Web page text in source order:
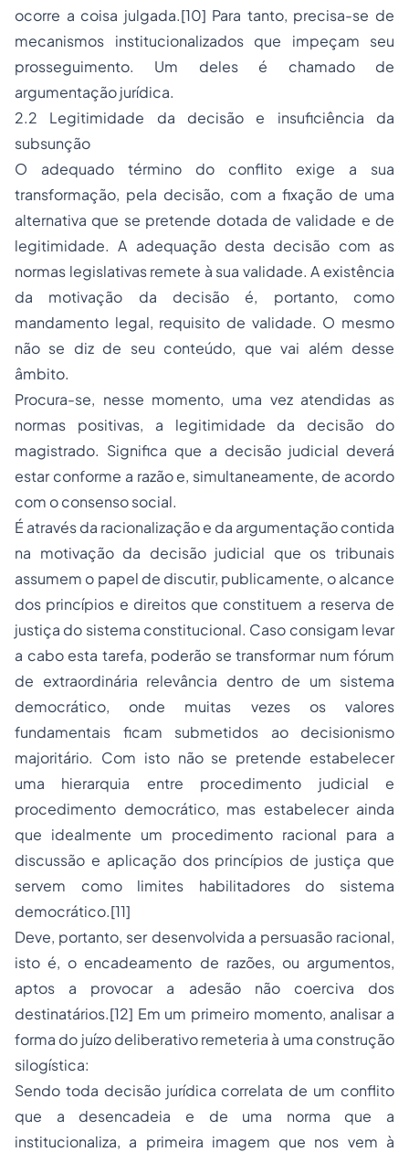
ocorre a coisa julgada.[10] Para tanto, precisa-se de
mecanismos institucionalizados que impeçam seu
prosseguimento. Um deles é chamado de
argumentação jurídica.
2.2 Legitimidade da decisão e insuficiência da
subsunção
O adequado término do conflito exige a sua
transformação, pela decisão, com a fixação de uma
alternativa que se pretende dotada de validade e de
legitimidade. A adequação desta decisão com as
normas legislativas remete à sua validade. A existência
da motivação da decisão é, portanto, como
mandamento legal, requisito de validade. O mesmo
não se diz de seu conteúdo, que vai além desse
âmbito.
Procura-se, nesse momento, uma vez atendidas as
normas positivas, a legitimidade da decisão do
magistrado. Significa que a decisão judicial deverá
estar conforme a razão e, simultaneamente, de acordo
com o consenso social.
É através da racionalização e da argumentação contida
na motivação da decisão judicial que os tribunais
assumem o papel de discutir, publicamente, o alcance
dos princípios e direitos que constituem a reserva de
justiça do sistema constitucional. Caso consigam levar
a cabo esta tarefa, poderão se transformar num fórum
de extraordinária relevância dentro de um sistema
democrático, onde muitas vezes os valores
fundamentais ficam submetidos ao decisionismo
majoritário. Com isto não se pretende estabelecer
uma hierarquia entre procedimento judicial e
procedimento democrático, mas estabelecer ainda
que idealmente um procedimento racional para a
discussão e aplicação dos princípios de justiça que
servem como limites habilitadores do sistema
democrático.[11]
Deve, portanto, ser desenvolvida a persuasão racional,
isto é, o encadeamento de razões, ou argumentos,
aptos a provocar a adesão não coerciva dos
destinatários.[12] Em um primeiro momento, analisar a
forma do juízo deliberativo remeteria à uma construção
silogística:
Sendo toda decisão jurídica correlata de um conflito
que a desencadeia e de uma norma que a
institucionaliza, a primeira imagem que nos vem à